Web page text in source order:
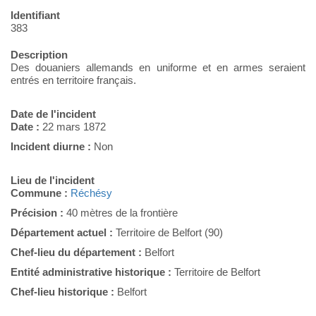
Identifiant
383
Description
Des douaniers allemands en uniforme et en armes seraient
entrés en territoire français.
Date de l'incident
Date : 22 mars 1872
Incident diurne : Non
Lieu de l'incident
Commune : Réchésy
Précision : 40 mètres de la frontière
Département actuel : Territoire de Belfort (90)
Chef-lieu du département : Belfort
Entité administrative historique : Territoire de Belfort
Chef-lieu historique : Belfort